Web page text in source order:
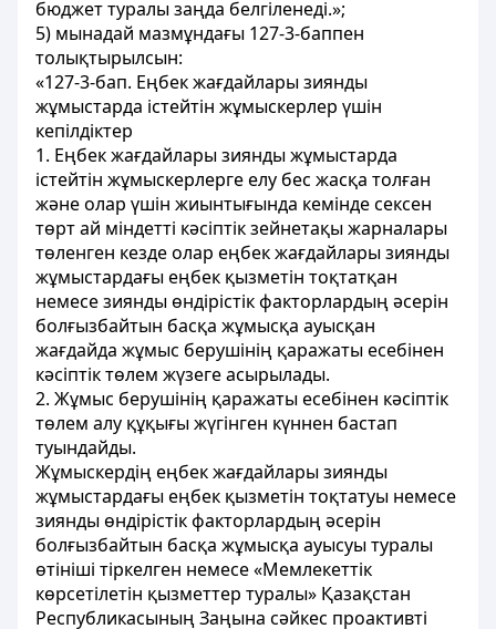
бюджет туралы заңда белгіленеді.»;
5) мынадай мазмұндағы 127-3-баппен
толықтырылсын:
«127-3-бап. Еңбек жағдайлары зиянды
жұмыстарда істейтін жұмыскерлер үшін
кепілдіктер
1. Еңбек жағдайлары зиянды жұмыстарда
істейтін жұмыскерлерге елу бес жасқа толған
және олар үшін жиынтығында кемінде сексен
төрт ай міндетті кәсіптік зейнетақы жарналары
төленген кезде олар еңбек жағдайлары зиянды
жұмыстардағы еңбек қызметін тоқтатқан
немесе зиянды өндірістік факторлардың әсерін
болғызбайтын басқа жұмысқа ауысқан
жағдайда жұмыс берушінің қаражаты есебінен
кәсіптік төлем жүзеге асырылады.
2. Жұмыс берушінің қаражаты есебінен кәсіптік
төлем алу құқығы жүгінген күннен бастап
туындайды.
Жұмыскердің еңбек жағдайлары зиянды
жұмыстардағы еңбек қызметін тоқтатуы немесе
зиянды өндірістік факторлардың әсерін
болғызбайтын басқа жұмысқа ауысуы туралы
өтініші тіркелген немесе «Мемлекеттік
көрсетілетін қызметтер туралы» Қазақстан
Республикасының Заңына сәйкес проактивті